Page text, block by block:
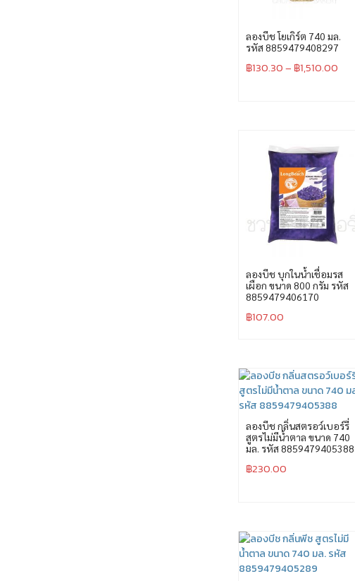
ลองบีช โยเกิร์ต 740 มล.
รหัส 8859479408297
฿130.30– ฿1,510.00
ลองบีช บุกในน้ำเชื่อมรส
เผือก ขนาด 800 กรัม รหัส
8859479406170
฿107.00
ลองบีช กลิ่นสตรอว์เบอร์รี่
สูตรไม่มีน้ำตาล ขนาด 740
มล. รหัส 8859479405388
฿230.00